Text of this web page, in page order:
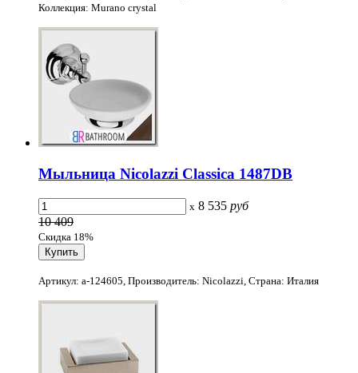
Коллекция: Murano crystal
Мыльница Nicolazzi Classica 1487DB
x 8 535 руб
10 409
Скидка 18%
Артикул: a-124605, Производитель: Nicolazzi, Страна: Италия